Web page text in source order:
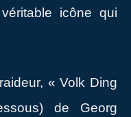
icône qui
« Volk Ding
de Georg